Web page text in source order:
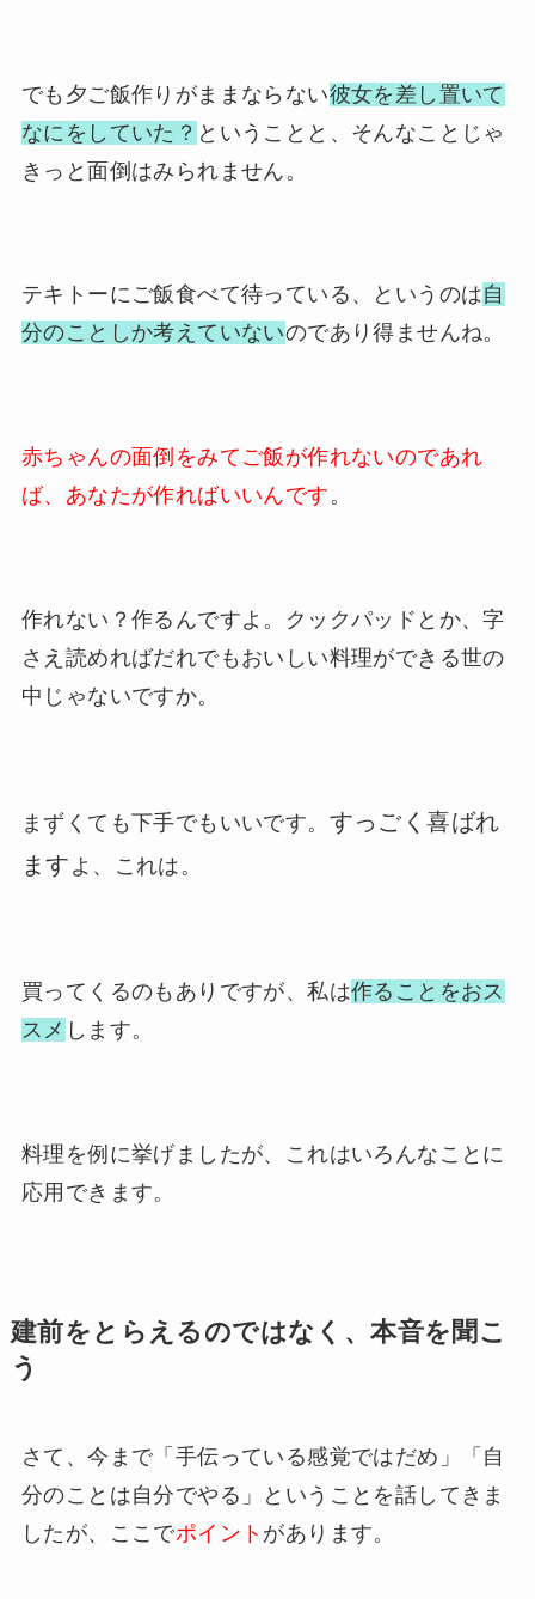
でも夕ご飯作りがままならない彼女を差し置いて
なにをしていた？ ということと、そんなことじゃ
きっと面倒はみられません。
テキトーにご飯食べて待っている、というのは自
分のことしか考えていないのであり得ませんね。
赤ちゃんの面倒をみてご飯が作れないのであれ
ば、あなたが作ればいいんです。
作れない？作るんですよ。クックパッドとか、字
さえ読めればだれでもおいしい料理ができる世の
中じゃないですか。
まずくても下手でもいいです。 すっごく喜ばれ
ます よ、これは。
買ってくるのもありですが、私は作ることをおス
スメ します。
料理を例に挙げましたが、これはいろんなことに
応用できます。
建前をとらえるのではなく、本音を聞こ
う
さて、今まで「手伝っている感覚ではだめ」「自
分のことは自分でやる」ということを話してきま
したが、ここでポイント があります。